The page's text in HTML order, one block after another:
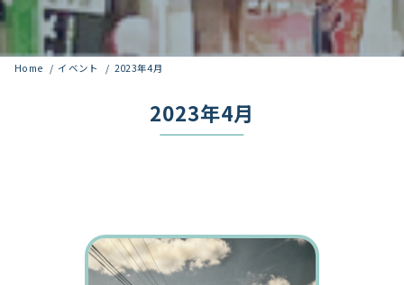
Home イベント 2023年4月
2023年4月